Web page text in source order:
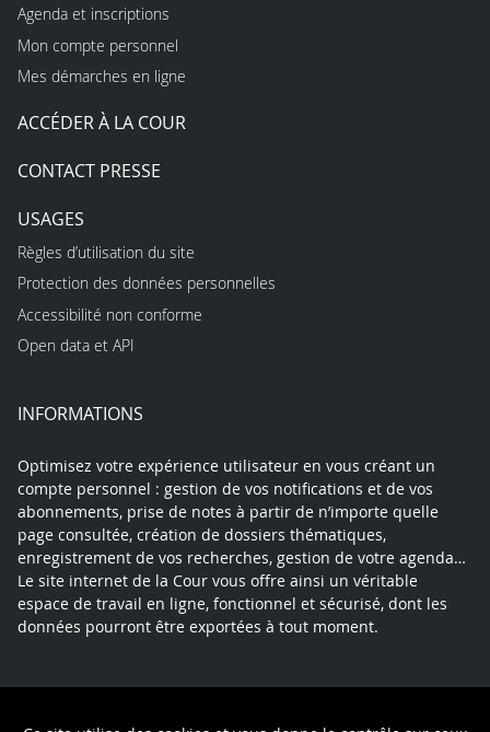
Agenda et inscriptions
Mon compte personnel
Mes démarches en ligne
ACCÉDER À LA COUR
CONTACT PRESSE
USAGES
Règles d’utilisation du site
Protection des données personnelles
Accessibilité non conforme
Open data et API
INFORMATIONS
Optimisez votre expérience utilisateur en vous créant un
compte personnel : gestion de vos notifications et de vos
abonnements, prise de notes à partir de n’importe quelle
page consultée, création de dossiers thématiques,
enregistrement de vos recherches, gestion de votre agenda…
Le site internet de la Cour vous offre ainsi un véritable
espace de travail en ligne, fonctionnel et sécurisé, dont les
données pourront être exportées à tout moment.